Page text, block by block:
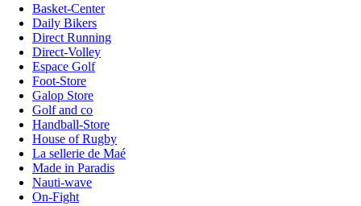
Basket-Center
Daily Bikers
Direct Running
Direct-Volley
Espace Golf
Foot-Store
Galop Store
Golf and co
Handball-Store
House of Rugby
La sellerie de Maé
Made in Paradis
Nauti-wave
On-Fight